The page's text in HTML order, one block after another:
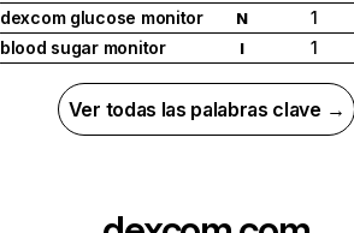
dexcom glucose monitor
N
1
blood sugar monitor
I 1
Ver todas las palabras clave →